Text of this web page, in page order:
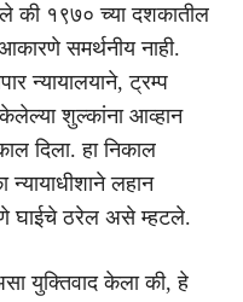
की १९७० च्या दशकातील
समर्थनीय नाही.
न्यायालयाने, ट्रम्प
शुल्कांना आव्हान
दिला. हा निकाल
लहान
देणे घाईचे ठरेल असे म्हटले.
युक्तिवाद केला की, हे